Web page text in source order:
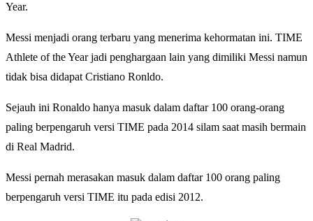
Year.
Messi menjadi orang terbaru yang menerima kehormatan ini. TIME
Athlete of the Year jadi penghargaan lain yang dimiliki Messi namun
tidak bisa didapat Cristiano Ronldo.
Sejauh ini Ronaldo hanya masuk dalam daftar 100 orang-orang
paling berpengaruh versi TIME pada 2014 silam saat masih bermain
di Real Madrid.
Messi pernah merasakan masuk dalam daftar 100 orang paling
berpengaruh versi TIME itu pada edisi 2012.